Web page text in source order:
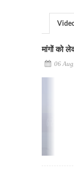
मांगों को
06